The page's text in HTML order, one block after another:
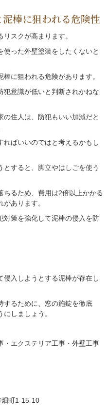
棒に狙われる危険性
スクが高まります。
使った外壁塗装をしたくないと
に狙われる危険があります。
犯意識が低いと判断されかねな
住人は、防犯もいい加減だと
ればいいのではと考えるかもし
とすると、脚立やはしごを使う
ちるため、費用は2倍以上かかる
あります。
対策を強化して泥棒の侵入を防
入しようとする泥棒が存在し
するために、窓の施錠を徹底
しましょう。
・エクステリア工事・外壁工事
町1-15-10